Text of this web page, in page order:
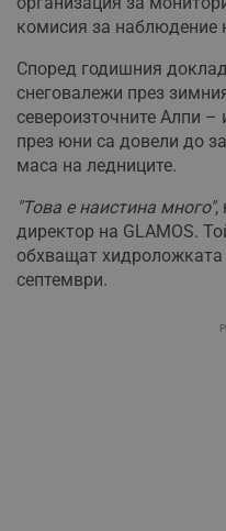
комисия за наблюдение
Според годишния
снеговалежи през
североизточните Алпи
през юни са довели до
маса на ледниците.
"Това е наистина много",
директор на GLAMOS.
обхващат
септември.